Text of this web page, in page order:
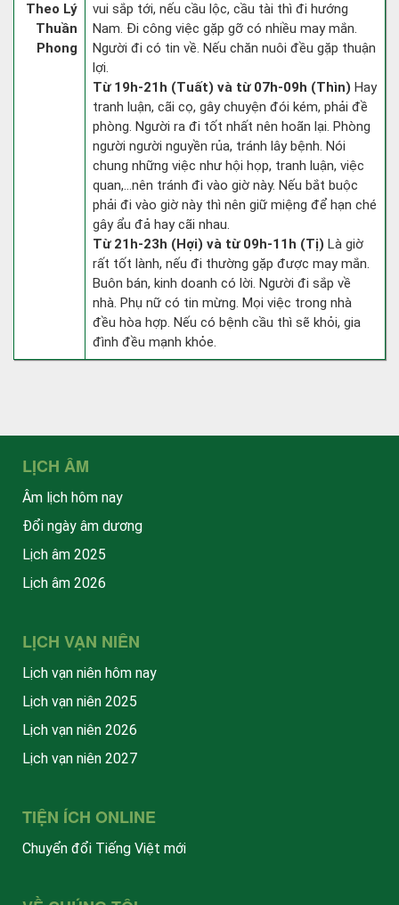
Theo Lý
Thuần
Phong
vui sắp tới, nếu cầu lộc, cầu tài thì đi hướng
Nam. Đi công việc gặp gỡ có nhiều may mắn.
Người đi có tin về. Nếu chăn nuôi đều gặp thuận
lợi.
Từ 19h-21h (Tuất) và từ 07h-09h (Thìn) Hay
tranh luận, cãi cọ, gây chuyện đói kém, phải đề
phòng. Người ra đi tốt nhất nên hoãn lại. Phòng
người người nguyền rủa, tránh lây bệnh. Nói
chung những việc như hội họp, tranh luận, việc
quan,…nên tránh đi vào giờ này. Nếu bắt buộc
phải đi vào giờ này thì nên giữ miệng để hạn ché
gây ẩu đả hay cãi nhau.
Từ 21h-23h (Hợi) và từ 09h-11h (Tị) Là giờ
rất tốt lành, nếu đi thường gặp được may mắn.
Buôn bán, kinh doanh có lời. Người đi sắp về
nhà. Phụ nữ có tin mừng. Mọi việc trong nhà
đều hòa hợp. Nếu có bệnh cầu thì sẽ khỏi, gia
đình đều mạnh khỏe.
LỊCH ÂM
Âm lịch hôm nay
Đổi ngày âm dương
Lịch âm 2025
Lịch âm 2026
LỊCH VẠN NIÊN
Lịch vạn niên hôm nay
Lịch vạn niên 2025
Lịch vạn niên 2026
Lịch vạn niên 2027
TIỆN ÍCH ONLINE
Chuyển đổi Tiếng Việt mới